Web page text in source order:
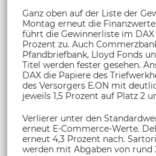
Ganz oben auf der Liste der
Montag erneut die
führt die Gewinnerliste im
Prozent zu. Auch
Pfandbriefbank, Lloyd Fonds
Titel werden fester gesehen.
DAX die Papiere des
des Versorgers E.ON mit
jeweils 1,5 Prozent auf Platz 2
Verlierer unter den
erneut E-Commerce-Werte.
erneut 4,3 Prozent nach.
werden mit Abgaben von rund